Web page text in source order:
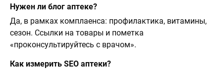
Нужен ли блог аптеке?
Да, в рамках комплаенса: профилактика, витамины,
сезон. Ссылки на товары и пометка
«проконсультируйтесь с врачом».
Как измерить SEO аптеки?